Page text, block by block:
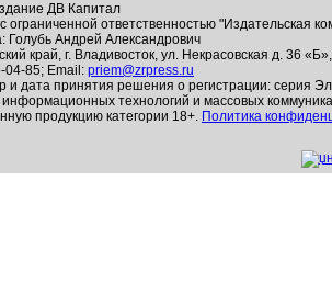
ДВ Капитал
ограниченной ответственностью "Издательская
Голубь Андрей Александрович
край, г. Владивосток, ул. Некрасовская д. 36
85; Email: priem@zrpress.ru
и дата принятия решения о регистрации: серия
технологий и массовых
продукцию категории 18+. Политика